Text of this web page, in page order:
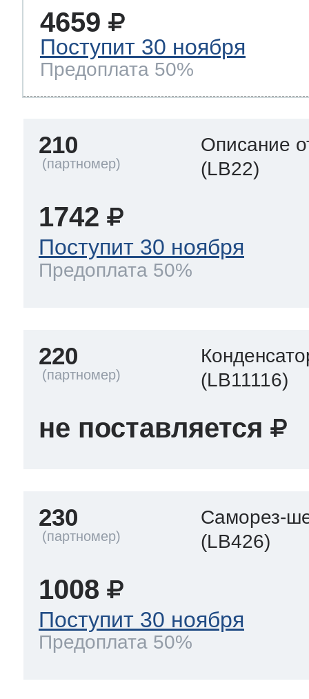
4659
Поступит 30 ноября
Предоплата 50%
210
Описание
(LB22)
1742
Поступит 30 ноября
Предоплата 50%
220
(LB11116)
не поставляется
230
Саморез-
(LB426)
1008
Поступит 30 ноября
Предоплата 50%